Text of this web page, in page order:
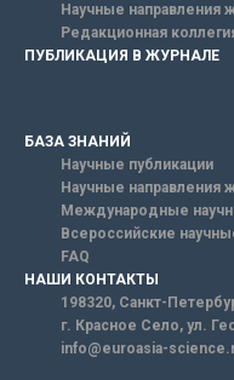
Научные направления
Редакционная
ПУБЛИКАЦИЯ В ЖУРНАЛЕ
БАЗА ЗНАНИЙ
Научные публикации
Научные направления
Международные
Всероссийские
FAQ
НАШИ КОНТАКТЫ
198320, Санкт-
г. Красное Село, ул.
info@euroasia-